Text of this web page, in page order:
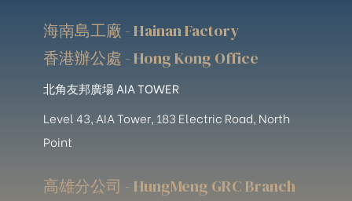
海南島工廠 - Hainan Factory
香港辦公處 - Hong Kong Office
北角友邦廣場 AIA TOWER
Level 43, AIA Tower, 183 Electric Road, North
Point
高雄分公司 - HungMeng GRC Branch